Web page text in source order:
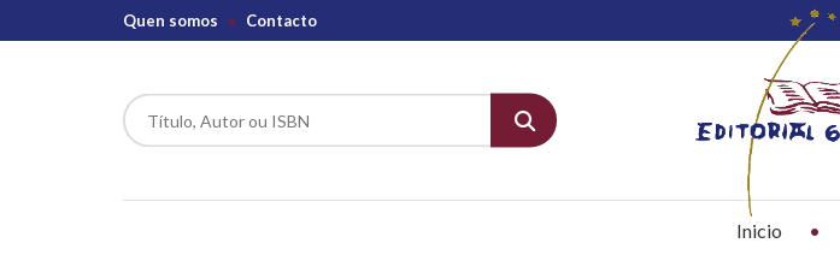
Quen somos Contacto
Inicio